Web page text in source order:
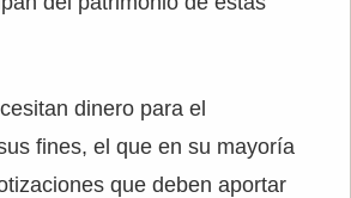
dinero para el
fines, el que en su mayoría
que deben aportar